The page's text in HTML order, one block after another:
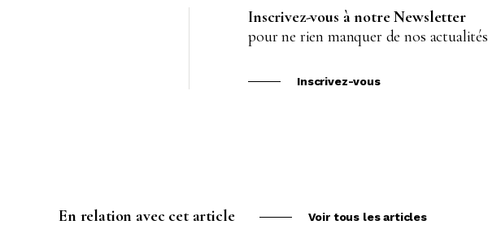
Inscrivez-vous à notre Newsletter
pour ne rien manquer de nos actualités
Inscrivez-vous
En relation avec cet article Voir tous les articles